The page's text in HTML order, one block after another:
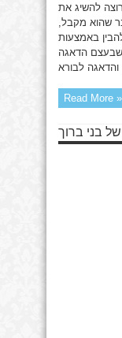
להשיג את
שהוא מקבל,
באמצעות
שבעצם הדאגה
Read More »
בני ברוך